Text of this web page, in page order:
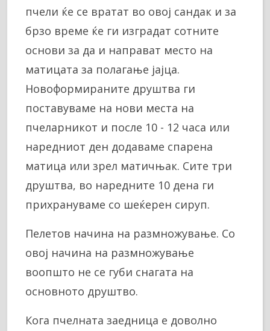
пчели ќе се вратат во овој сандак и за
брзо време ќе ги изградат сотните
основи за да и направат место на
матицата за полагање јајца.
Новоформираните друштва ги
поставуваме на нови места на
пчеларникот и после 10 - 12 часа или
наредниот ден додаваме спарена
матица или зрел матичњак. Сите три
друштва, во наредните 10 дена ги
прихрануваме со шеќерен сируп.
Пелетов начина на размножување. Со
овој начина на размножување
воопшто не се губи снагата на
основното друштво.
Кога пчелната заедница е доволно